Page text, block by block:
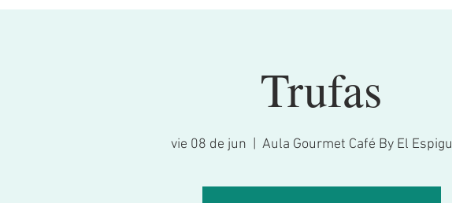
Trufas
vie 08 de jun Aula Gourmet Café By El